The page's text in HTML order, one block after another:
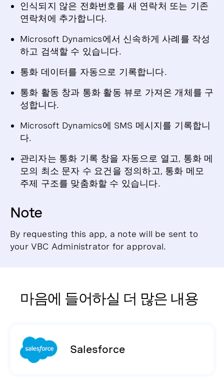
인식되지 않은 전화번호를 새 연락처 또는 기존
연락처에 추가합니다.
Microsoft Dynamics에서 신속하게 사례를 작성
하고 검색할 수 있습니다.
통화 데이터를 자동으로 기록합니다.
통화 활동 창과 통화 활동 뷰로 가져온 개체를 구
성합니다.
Microsoft Dynamics에 SMS 메시지를 기록합니
다.
관리자는 통화 기록 창을 자동으로 열고, 통화 메
모의 최소 문자 수 요건을 정의하고, 통화 메모
주제 구조를 맞춤화할 수 있습니다.
Note
By requesting this app, a note will be sent to
your VBC Administrator for approval.
마음에 들어하실 더 많은 내용
Salesforce